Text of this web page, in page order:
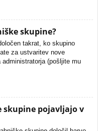
skupine?
takrat, ko skupino
za ustvaritev nove
(pošljite mu
skupine pojavljajo v